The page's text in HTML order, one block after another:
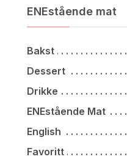
ENEstående mat
Bakst
Dessert
Drikke
ENEstående Mat
English
Favoritt